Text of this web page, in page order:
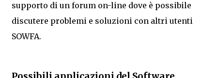
supporto di un forum on-line dove è possibile
discutere problemi e soluzioni con altri utenti
SOWFA.